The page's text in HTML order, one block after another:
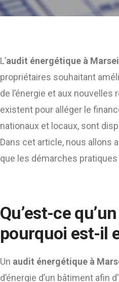
L’audit énergétique à
propriétaires souhaitant
de l’énergie et aux
existent pour alléger le
nationaux et locaux, sont
Dans cet article, nous allons
que les démarches
Qu’est-ce qu’un
pourquoi est-il
Un audit énergétique à
d’énergie d’un bâtiment afin